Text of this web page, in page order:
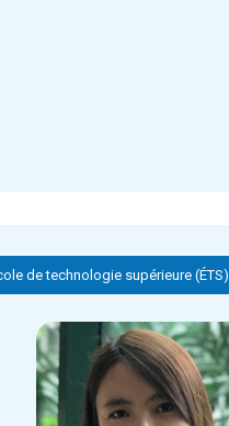
de technologie supérieure (ÉTS)